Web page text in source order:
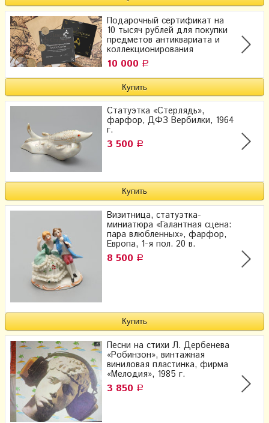
Подарочный сертификат на
10 тысяч рублей для покупки
предметов антиквариата и
коллекционирования
10 000 Р
Статуэтка «Стерлядь»,
фарфор, ДФЗ Вербилки, 1964
г.
3 500 Р
Визитница, статуэтка-
миниатюра «Галантная сцена:
пара влюбленных», фарфор,
Европа, 1-я пол. 20 в.
8 500 Р
Песни на стихи Л. Дербенева
«Робинзон», винтажная
виниловая пластинка, фирма
«Мелодия», 1985 г.
3 850 Р